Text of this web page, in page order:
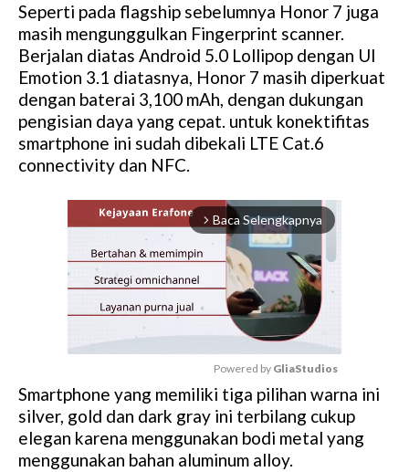
Seperti pada flagship sebelumnya Honor 7 juga
masih mengunggulkan Fingerprint scanner.
Berjalan diatas Android 5.0 Lollipop dengan UI
Emotion 3.1 diatasnya, Honor 7 masih diperkuat
dengan baterai 3,100 mAh, dengan dukungan
pengisian daya yang cepat. untuk konektifitas
smartphone ini sudah dibekali LTE Cat.6
connectivity dan NFC.
arrow_forward_ios Baca Selengkapnya
M
u
t
e
Powered by GliaStudios
Smartphone yang memiliki tiga pilihan warna ini
silver, gold dan dark gray ini terbilang cukup
elegan karena menggunakan bodi metal yang
menggunakan bahan aluminum alloy.